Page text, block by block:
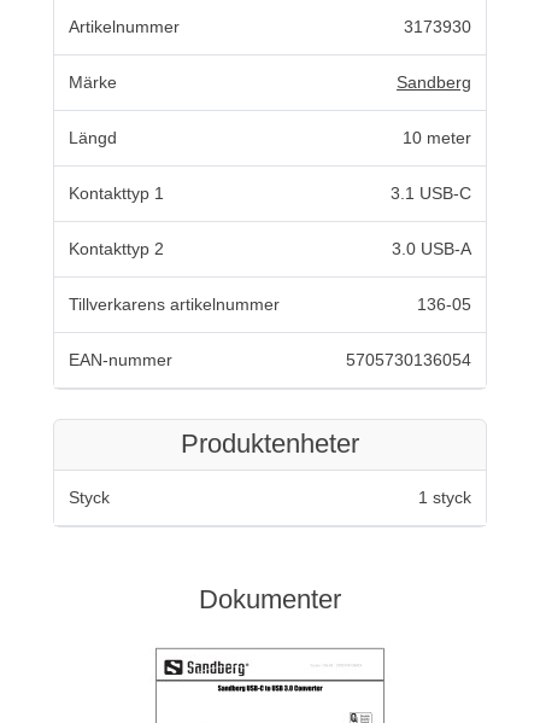
Artikelnummer 3173930
Märke Sandberg
Längd 10 meter
Kontakttyp 1 3.1 USB-C
Kontakttyp 2 3.0 USB-A
Tillverkarens artikelnummer 136-05
EAN-nummer 5705730136054
Produktenheter
Styck 1 styck
Dokumenter